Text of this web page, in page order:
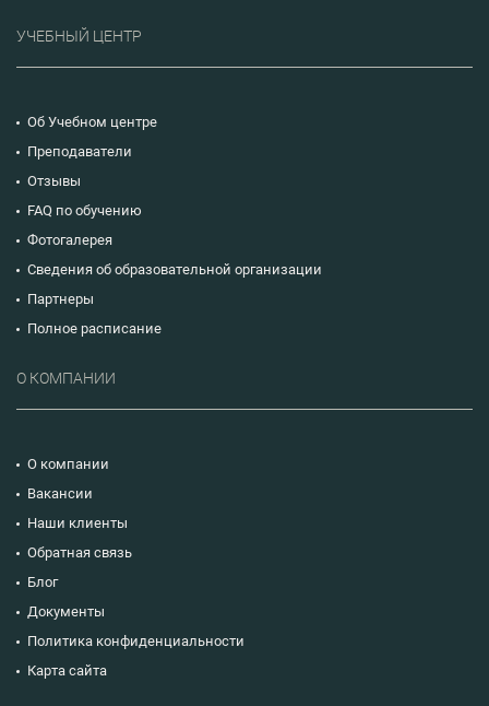
УЧЕБНЫЙ ЦЕНТР
Об Учебном центре
Преподаватели
Отзывы
FAQ по обучению
Фотогалерея
Сведения об образовательной организации
Партнеры
Полное расписание
О КОМПАНИИ
О компании
Вакансии
Наши клиенты
Обратная связь
Блог
Документы
Политика конфиденциальности
Карта сайта